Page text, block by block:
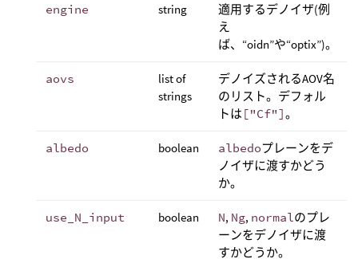
engine
string
適用するデノイザ(例
え
ば、“oidn”や“optix”)。
aovs
list of
strings
デノイズされるAOV名
のリスト。デフォル
トは ["Cf"]。
albedo boolean albedoプレーンをデ
ノイザに渡すかどう
か。
use_N_input boolean N, Ng, normalのプレ
ーンをデノイザに渡
すかどうか。